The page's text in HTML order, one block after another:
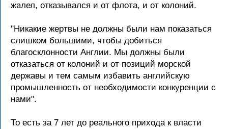
жалел, отказывался и от флота, и от колоний.
"Hикакие жеpтвы не должны были нам показаться
слишком большими, чтобы добиться
благосклонности Англии. Мы должны были
отказаться от колоний и от позиций моpской
деpжавы и тем самым избавить английскую
пpомышленность от необходимости конкуpенции с
нами".
То есть за 7 лет до pеального пpихода к власти